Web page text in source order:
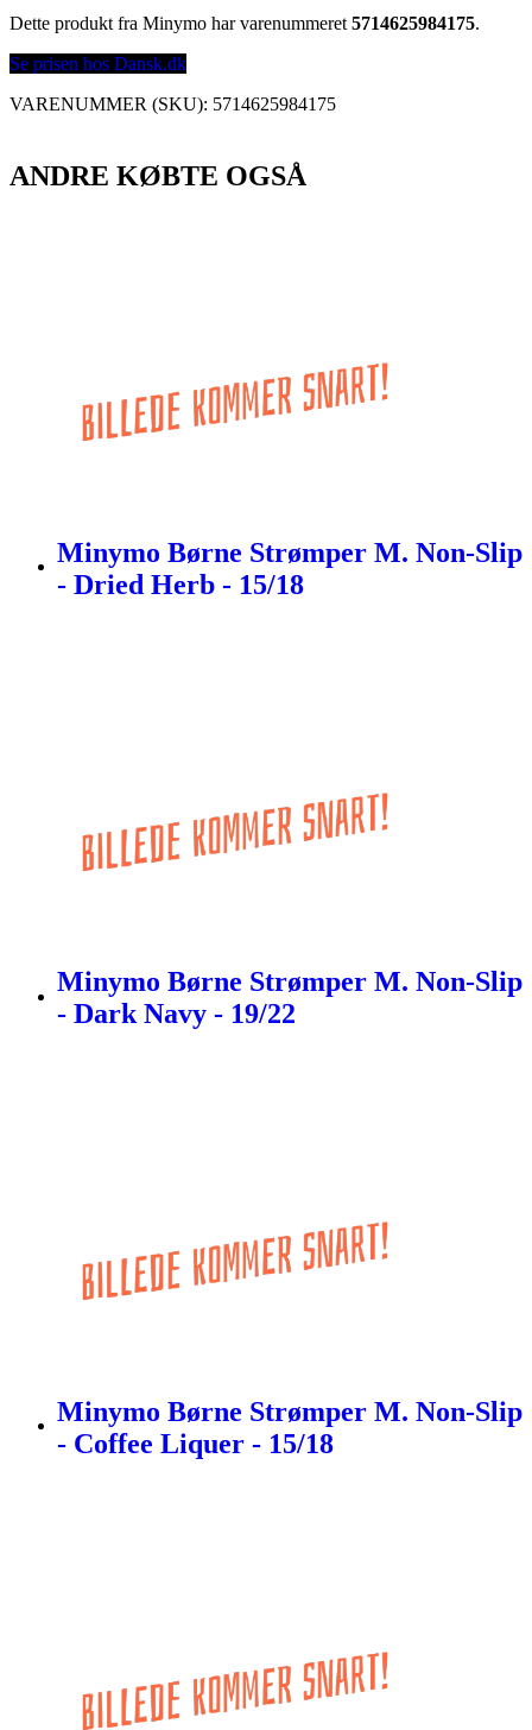
Dette produkt fra Minymo har varenummeret 5714625984175.
Se prisen hos Dansk.dk
VARENUMMER (SKU): 5714625984175
ANDRE KØBTE OGSÅ
Minymo Børne Strømper M. Non-Slip
- Dried Herb - 15/18
Minymo Børne Strømper M. Non-Slip
- Dark Navy - 19/22
Minymo Børne Strømper M. Non-Slip
- Coffee Liquer - 15/18